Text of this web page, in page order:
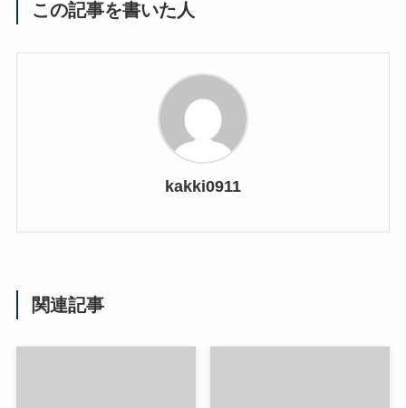
この記事を書いた人
kakki0911
関連記事